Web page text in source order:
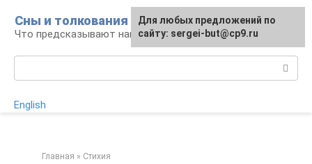
контенту
Сны и толкования
Что предсказывают нам наши сны
English
Главная » Стихия
Для любых предложений по
сайту: [email protected]
Для любых предложений по
сайту: sergei-but@cp9.ru